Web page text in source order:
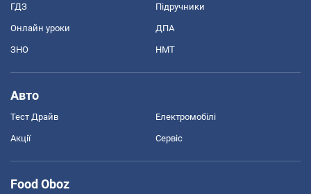
ГДЗ Підручники
Онлайн уроки ДПА
ЗНО НМТ
Авто
Тест Драйв Електромобілі
Акції Сервіс
Food Oboz